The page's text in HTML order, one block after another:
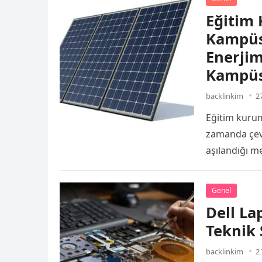
Eğitim
backlinkim
Eğitim
zamanda
aşılandığı
Genel
Dell
Teknik
backlinkim 2